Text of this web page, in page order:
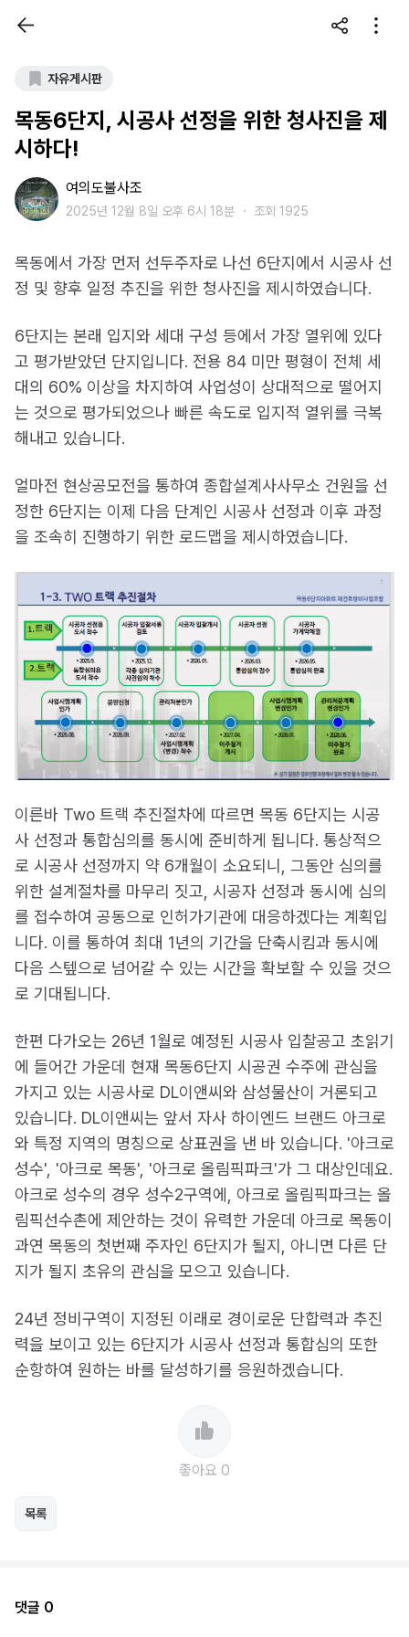
자유게시판
목동6단지, 시공사 선정을 위한 청사진을 제
시하다!
여의도불사조
2025년 12월 8일 오후 6시 18분 ・ 조회 1925
목동에서 가장 먼저 선두주자로 나선 6단지에서 시공사 선
정 및 향후 일정 추진을 위한 청사진을 제시하였습니다.
6단지는 본래 입지와 세대 구성 등에서 가장 열위에 있다
고 평가받았던 단지입니다. 전용 84 미만 평형이 전체 세
대의 60% 이상을 차지하여 사업성이 상대적으로 떨어지
는 것으로 평가되었으나 빠른 속도로 입지적 열위를 극복
해내고 있습니다.
얼마전 현상공모전을 통하여 종합설계사사무소 건원을 선
정한 6단지는 이제 다음 단계인 시공사 선정과 이후 과정
을 조속히 진행하기 위한 로드맵을 제시하였습니다.
이른바 Two 트랙 추진절차에 따르면 목동 6단지는 시공
사 선정과 통합심의를 동시에 준비하게 됩니다. 통상적으
로 시공사 선정까지 약 6개월이 소요되니, 그동안 심의를
위한 설계절차를 마무리 짓고, 시공자 선정과 동시에 심의
를 접수하여 공동으로 인허가기관에 대응하겠다는 계획입
니다. 이를 통하여 최대 1년의 기간을 단축시킴과 동시에
다음 스텦으로 넘어갈 수 있는 시간을 확보할 수 있을 것으
로 기대됩니다.
한편 다가오는 26년 1월로 예정된 시공사 입찰공고 초읽기
에 들어간 가운데 현재 목동6단지 시공권 수주에 관심을
가지고 있는 시공사로 DL이앤씨와 삼성물산이 거론되고
있습니다. DL이앤씨는 앞서 자사 하이엔드 브랜드 아크로
와 특정 지역의 명칭으로 상표권을 낸 바 있습니다. '아크로
성수', '아크로 목동', '아크로 올림픽파크'가 그 대상인데요.
아크로 성수의 경우 성수2구역에, 아크로 올림픽파크는 올
림픽선수촌에 제안하는 것이 유력한 가운데 아크로 목동이
과연 목동의 첫번째 주자인 6단지가 될지, 아니면 다른 단
지가 될지 초유의 관심을 모으고 있습니다.
24년 정비구역이 지정된 이래로 경이로운 단합력과 추진
력을 보이고 있는 6단지가 시공사 선정과 통합심의 또한
순항하여 원하는 바를 달성하기를 응원하겠습니다.
좋아요 0
목록
댓글 0